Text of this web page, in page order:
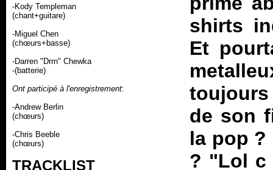
-Kody Templeman
(chant+guitare)
-Miguel Chen
(chœurs+basse)
-Darren "Drrn" Chewka
-(batterie)
Ont participé à l'enregistrement:
-Andrew Berlin
(chœurs)
-Chris Beeble
(chœurs)
TRACKLIST
shirts
Et
de son
la pop ?
? "Lol c